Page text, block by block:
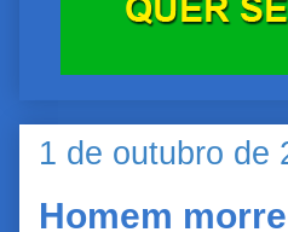
1 de outubro de
Homem